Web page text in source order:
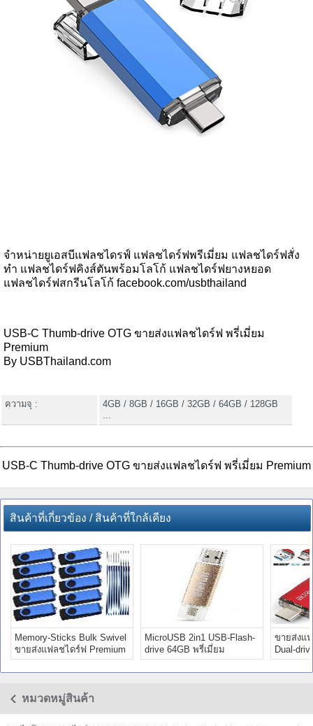
จำหน่ายยูเอสบีแฟลชไดรฟ์ แฟลชไดร์ฟพรีเมี่ยม แฟลชไดร์ฟสั่ง
ทำ แฟลชไดร์ฟคิงส์ตันพร้อมโลโก้ แฟลชไดร์ฟยางหยอด
แฟลชไดร์ฟสกรีนโลโก้ facebook.com/usbthailand
USB-C Thumb-drive OTG ขายส่งแฟลชไดร์ฟ พรี่เมี่ยม
Premium
By USBThailand.com
ความจุ :
4GB / 8GB / 16GB / 32GB / 64GB / 128GB
...
USB-C Thumb-drive OTG ขายส่งแฟลชไดร์ฟ พรี่เมี่ยม Premium
สินค้าที่เกี่ยวข้อง / สินค้าที่ใกล้เคียง
Memory-Sticks Bulk Swivel
ขายส่งแฟลชไดร์ฟ Premium
ราคาถูก
MicroUSB 2in1 USB-Flash-
drive 64GB พรี่เมี่ยม
Premium ราคา
ขายส่งแ
Dual-
Premium
หมวดหมู่สินค้า